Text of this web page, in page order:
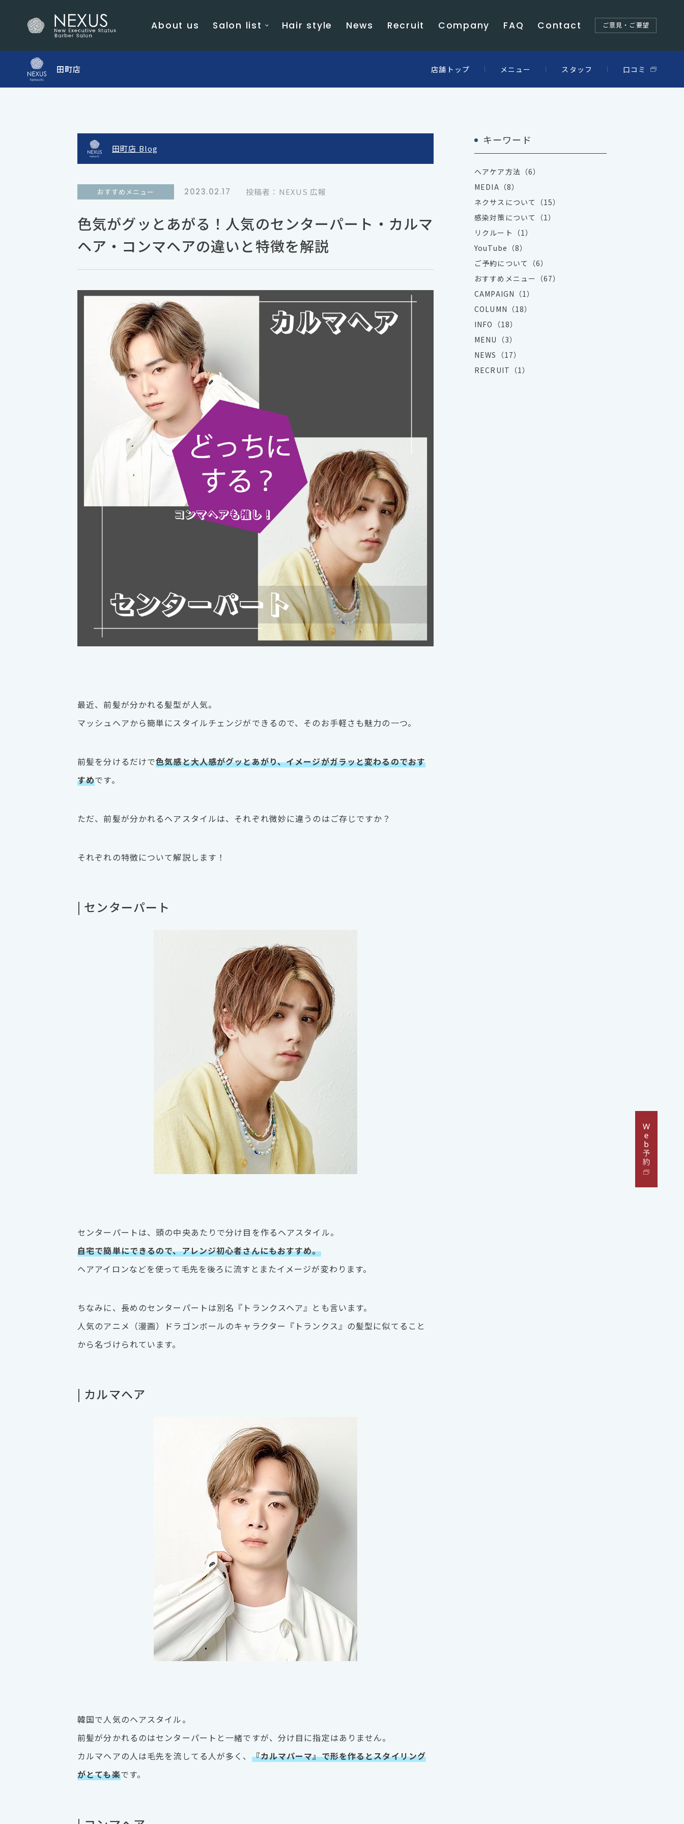
About us Salon list Hair style News Recruit Company FAQ Contact ご意見・ご要望
田町店 Blog
色気がグッとあがる！人気のセンターパート・カルマ
ヘア・コンマヘアの違いと特徴を解説
おすすめメニュー 2023.02.17 投稿者：NEXUS 広報
最近、前髪が分かれる髪型が人気。
マッシュヘアから簡単にスタイルチェンジができるので、そのお手軽さも魅力の一つ。
前髪を分けるだけで色気感と大人感がグッとあがり、イメージがガラッと変わるのでおす
すめです。
ただ、前髪が分かれるヘアスタイルは、それぞれ微妙に違うのはご存じですか？
それぞれの特徴について解説します！
| センターパート
センターパートは、頭の中央あたりで分け目を作るヘアスタイル。
自宅で簡単にできるので、アレンジ初心者さんにもおすすめ。
ヘアアイロンなどを使って毛先を後ろに流すとまたイメージが変わります。
ちなみに、長めのセンターパートは別名『トランクスヘア』とも言います。
人気のアニメ（漫画）ドラゴンボールのキャラクター『トランクス』の髪型に似てること
から名づけられています。
| カルマヘア
韓国で人気のヘアスタイル。
前髪が分かれるのはセンターパートと一緒ですが、分け目に指定はありません。
カルマヘアの人は毛先を流してる人が多く、 『カルマパーマ』で形を作るとスタイリング
がとても楽です。
キーワード
ヘアケア方法（6）
MEDIA（8）
ネクサスについて（15）
感染対策について（1）
リクルート（1）
YouTube（8）
ご予約について（6）
おすすめメニュー（67）
CAMPAIGN（1）
COLUMN（18）
INFO（18）
MENU（3）
NEWS（17）
RECRUIT（1）
田町店 店舗トップ メニュー スタッフ 口コミ